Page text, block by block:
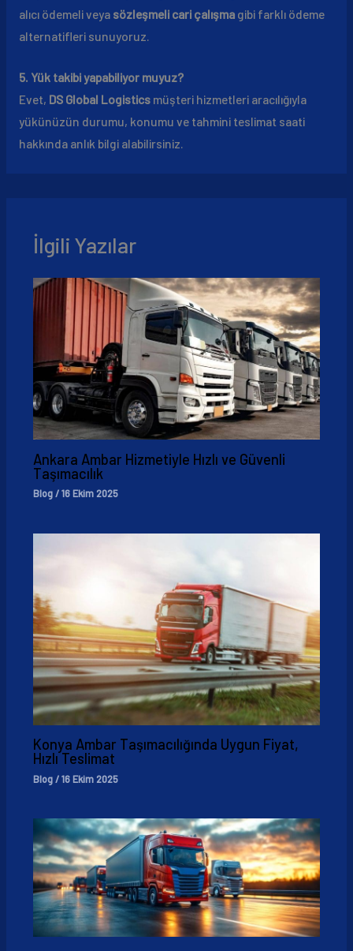
alıcı ödemeli veya sözleşmeli cari çalışmagibi farklı ödeme
alternatifleri sunuyoruz.
5. Yük takibi yapabiliyor muyuz?
Evet, DS Global Logisticsmüşteri hizmetleri aracılığıyla
yükünüzün durumu, konumu ve tahmini teslimat saati
hakkında anlık bilgi alabilirsiniz.
İlgili Yazılar
Ankara Ambar Hizmetiyle Hızlı ve Güvenli
Taşımacılık
Blog/16 Ekim 2025
Konya Ambar Taşımacılığında Uygun Fiyat,
Hızlı Teslimat
Blog/16 Ekim 2025